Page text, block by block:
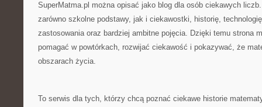
SuperMatma.pl można opisać jako blog dla osób ciekawych
zarówno szkolne podstawy, jak i ciekawostki, historię,
zastosowania oraz bardziej ambitne pojęcia. Dzięki temu strona
pomagać w powtórkach, rozwijać ciekawość i pokazywać, że
obszarach życia.
To serwis dla tych, którzy chcą poznać ciekawe historie